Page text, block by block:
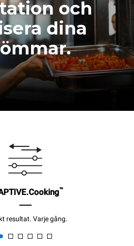
och
dina
™
resultat. Varje gång.